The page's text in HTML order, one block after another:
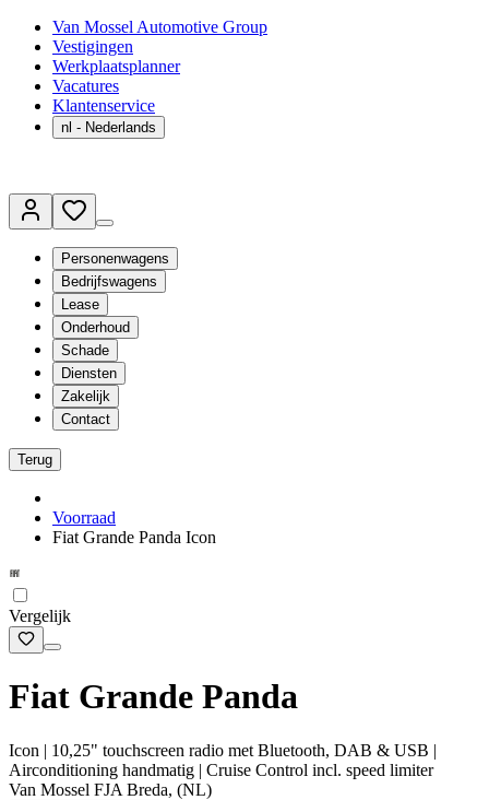
Van Mossel Automotive Group
Vestigingen
Werkplaatsplanner
Vacatures
Klantenservice
nl - Nederlands
Personenwagens
Bedrijfswagens
Lease
Onderhoud
Schade
Diensten
Zakelijk
Contact
Terug
Voorraad
Fiat Grande Panda Icon
Vergelijk
Fiat Grande Panda
Icon | 10,25" touchscreen radio met Bluetooth, DAB & USB |
Airconditioning handmatig | Cruise Control incl. speed limiter
Van Mossel FJA Breda, (NL)